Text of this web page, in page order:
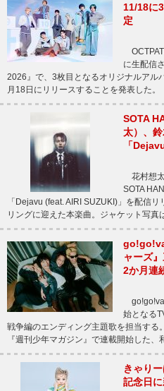
11/18に
定
に生配信
2026』で、3枚目となるオリジナルアル
月18日にリリースすることを発表した
SOTA
太）、
「
花村想
SOTA
「Dejavu (feat. AIRI SUZUKI)」を配信
リングに迎えた本楽曲。ジャケット写真
ャーズ
2か月連
始となる
戦争編のエンディング主題歌を担当す
『週刊少年マガジン』で連載開始した
きゃり
記念日